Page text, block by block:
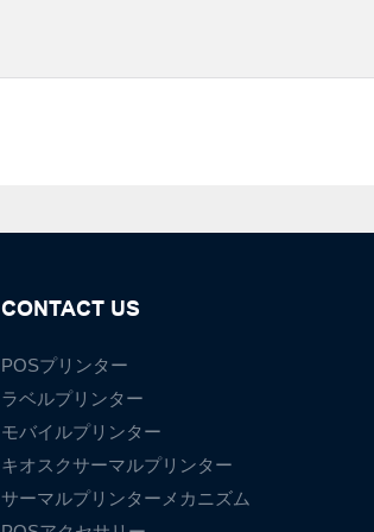
CONTACT US
POSプリンター
ラベルプリンター
モバイルプリンター
キオスクサーマルプリンター
サーマルプリンターメカニズム